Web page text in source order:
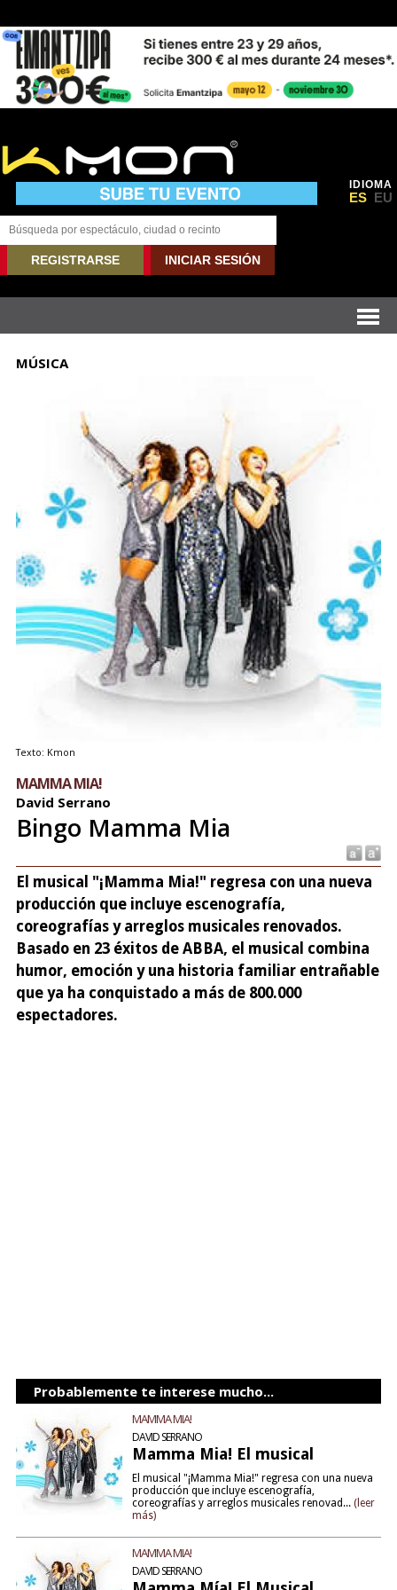
IDIOMA
ES EU
REGISTRARSE INICIAR SESIÓN
MÚSICA
Texto: Kmon
MAMMA MIA!
David Serrano
Bingo Mamma Mia
El musical "¡Mamma Mia!" regresa con una nueva
producción que incluye escenografía,
coreografías y arreglos musicales renovados.
Basado en 23 éxitos de ABBA, el musical combina
humor, emoción y una historia familiar entrañable
que ya ha conquistado a más de 800.000
espectadores.
Probablemente te interese mucho...
MAMMA MIA!
DAVID SERRANO
Mamma Mia! El musical
El musical "¡Mamma Mia!" regresa con una nueva
producción que incluye escenografía,
coreografías y arreglos musicales renovad... (leer
más)
MAMMA MIA!
DAVID SERRANO